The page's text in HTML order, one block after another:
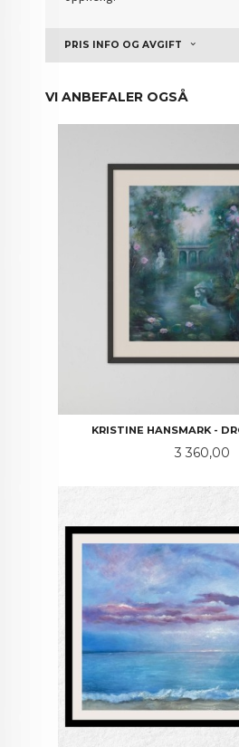
PRIS INFO OG AVGIFT
VI ANBEFALER OGSÅ
KRISTINE HANSMARK -
Pris
3 360,00